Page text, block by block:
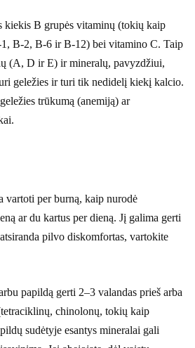
kiekis B grupės vitaminų (tokių kaip
B-2, B-6 ir B-12) bei vitamino C. Taip
(A, D ir E) ir mineralų, pavyzdžiui,
geležies ir turi tik nedidelį kiekį kalcio.
trūkumą (anemiją) ar
vartoti per burną, kaip nurodė
ar du kartus per dieną. Jį galima gerti
pilvo diskomfortas, vartokite
papildą gerti 2–3 valandas prieš arba
chinolonų, tokių kaip
sudėtyje esantys mineralai gali